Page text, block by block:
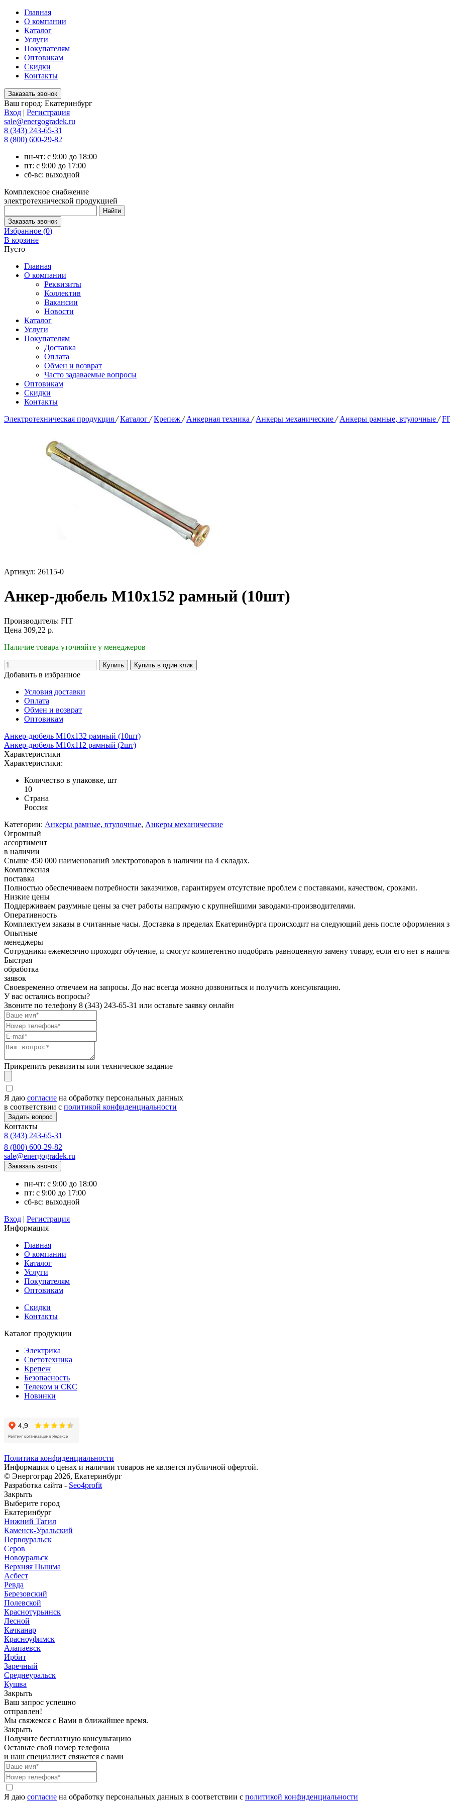
Главная
О компании
Каталог
Услуги
Покупателям
Оптовикам
Скидки
Контакты
Ваш город: Екатеринбург
Вход | Регистрация
sale@energogradek.ru
8 (343) 243-65-31
8 (800) 600-29-82
пн-чт: с 9:00 до 18:00
пт: с 9:00 до 17:00
сб-вс: выходной
Комплексное снабжение
электротехнической продукцией
Избранное (0)
В корзине
Пусто
Главная
О компании
Реквизиты
Коллектив
Вакансии
Новости
Каталог
Услуги
Покупателям
Доставка
Оплата
Обмен и возврат
Часто задаваемые вопросы
Оптовикам
Скидки
Контакты
Электротехническая продукция / Каталог / Крепеж / Анкерная техника / Анкеры механические / Анкеры рамные, втулочные /
Артикул: 26115-0
Анкер-дюбель М10х152 рамный (10шт)
Производитель: FIT
Цена 309,22 р.
Наличие товара уточняйте у менеджеров
Добавить в избранное
Условия доставки
Оплата
Обмен и возврат
Оптовикам
Анкер-дюбель М10х132 рамный (10шт)
Анкер-дюбель М10х112 рамный (2шт)
Характеристики
Характеристики:
Количество в упаковке, шт
10
Страна
Россия
Категории: Анкеры рамные, втулочные, Анкеры механические
Огромный
ассортимент
в наличии
Свыше 450 000 наименований электротоваров в наличии на 4 складах.
Комплексная
поставка
Полностью обеспечиваем потребности заказчиков, гарантируем отсутствие проблем с поставками, качеством, сроками.
Низкие цены
Поддерживаем разумные цены за счет работы напрямую с крупнейшими заводами-производителями.
Оперативность
Комплектуем заказы в считанные часы. Доставка в пределах Екатеринбурга происходит на следующий день после оформления
Опытные
менеджеры
Сотрудники ежемесячно проходят обучение, и смогут компетентно подобрать равноценную замену товару, если его нет в
Быстрая
обработка
заявок
Своевременно отвечаем на запросы. До нас всегда можно дозвониться и получить консультацию.
У вас остались вопросы?
Звоните по телефону 8 (343) 243-65-31 или оставьте заявку онлайн
Прикрепить реквизиты или техническое задание
Я даю согласие на обработку персональных данных
в соответствии с политикой конфиденциальности
Контакты
8 (343) 243-65-31
8 (800) 600-29-82
sale@energogradek.ru
пн-чт: с 9:00 до 18:00
пт: с 9:00 до 17:00
сб-вс: выходной
Вход | Регистрация
Информация
Главная
О компании
Каталог
Услуги
Покупателям
Оптовикам
Скидки
Контакты
Каталог продукции
Электрика
Светотехника
Крепеж
Безопасность
Телеком и СКС
Новинки
Политика конфиденциальности
Информация о ценах и наличии товаров не является публичной офертой.
© Энергоград 2026, Екатеринбург
Разработка сайта - Seo4profit
Закрыть
Выберите город
Екатеринбург
Нижний Тагил
Каменск-Уральский
Первоуральск
Серов
Новоуральск
Верхняя Пышма
Асбест
Ревда
Березовский
Полевской
Краснотурьинск
Лесной
Качканар
Красноуфимск
Алапаевск
Ирбит
Заречный
Среднеуральск
Кушва
Закрыть
Ваш запрос успешно
отправлен!
Мы свяжемся с Вами в ближайшее время.
Закрыть
Получите бесплатную консультацию
Оставьте свой номер телефона
и наш специалист свяжется с вами
Я даю согласие на обработку персональных данных в соответствии с политикой конфиденциальности